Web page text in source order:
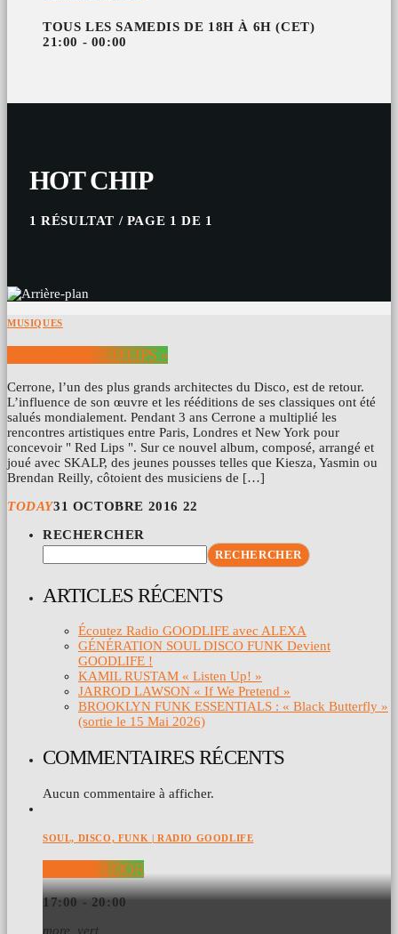
TOUS LES SAMEDIS DE 18H À 6H (CET)
21:00 - 00:00
HOT CHIP
1 RÉSULTAT / PAGE 1 DE 1
MUSIQUES
CERRONE « RED LIPS »
Cerrone, l’un des plus grands architectes du Disco, est de retour.
L’influence de son œuvre et les rééditions de ses classiques ont été
salués mondialement. Pendant 3 ans Cerrone a multiplié les
rencontres artistiques entre Paris, Londres et New York pour
concevoir " Red Lips ". Sur ce nouvel album, composé, arrangé et
joué avec SKALP, des jeunes pousses telles que Kiesza, Yasmin ou
Brendan Reilly, côtoient des musiciens de […]
TODAY31 OCTOBRE 2016 22
RECHERCHER
RECHERCHER
ARTICLES RÉCENTS
Écoutez Radio GOODLIFE avec ALEXA
GÉNÉRATION SOUL DISCO FUNK Devient
GOODLIFE !
KAMIL RUSTAM « Listen Up! »
JARROD LAWSON « If We Pretend »
BROOKLYN FUNK ESSENTIALS : « Black Butterfly »
(sortie le 15 Mai 2026)
COMMENTAIRES RÉCENTS
Aucun commentaire à afficher.
SOUL, DISCO, FUNK | RADIO GOODLIFE
DANCEFLOOR
17:00 - 20:00
more_vert